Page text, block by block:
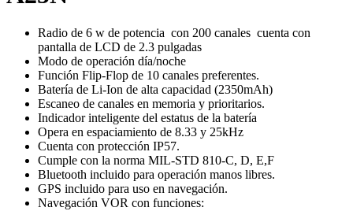
Radio de 6 w de potencia con 200 canales cuenta con
pantalla de LCD de 2.3 pulgadas
Modo de operación día/noche
Función Flip-Flop de 10 canales preferentes.
Batería de Li-Ion de alta capacidad (2350mAh)
Escaneo de canales en memoria y prioritarios.
Indicador inteligente del estatus de la batería
Opera en espaciamiento de 8.33 y 25kHz
Cuenta con protección IP57.
Cumple con la norma MIL-STD 810-C, D, E,F
Bluetooth incluido para operación manos libres.
GPS incluido para uso en navegación.
Navegación VOR con funciones: